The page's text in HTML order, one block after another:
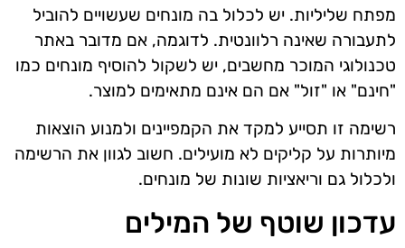
מפתח שליליות. יש לכלול בה מונחים שעשויים להוביל
לתעבורה שאינה רלוונטית. לדוגמה, אם מדובר באתר
טכנולוגי המוכר מחשבים, יש לשקול להוסיף מונחים כמו
"חינם" או "זול" אם הם אינם מתאימים למוצר.
רשימה זו תסייע למקד את הקמפיינים ולמנוע הוצאות
מיותרות על קליקים לא מועילים. חשוב לגוון את הרשימה
ולכלול גם וריאציות שונות של מונחים.
עדכון שוטף של המילים